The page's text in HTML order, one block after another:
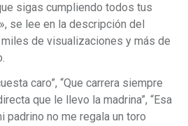
sigas cumpliendo todos tus
se lee en la descripción del
miles de visualizaciones y más de
caro”, “Que carrera siempre
que le llevo la madrina”, “Esa
padrino no me regala un toro